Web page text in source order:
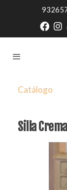
Catálogo
Silla Crema